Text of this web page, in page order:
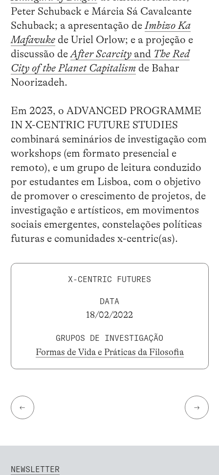
Peter Schuback e Márcia Sá Cavalcante
Schuback; a apresentação deImbizo Ka
Mafavukede Uriel Orlow; e a projeção e
discussão deAfter Scarcityand The Red
City of the Planet Capitalism de Bahar
Noorizadeh.
Em 2023, o ADVANCED PROGRAMME
IN X-CENTRIC FUTURE STUDIES
combinará seminários de investigação com
workshops (em formato presencial e
remoto), e um grupo de leitura conduzido
por estudantes em Lisboa, com o objetivo
de promover o crescimento de projetos, de
investigação e artísticos, em movimentos
sociais emergentes, constelações políticas
futuras e comunidades x-centric(as).
X-CENTRIC FUTURES
DATA
18/02/2022
GRUPOS DE INVESTIGAÇÃO
Formas de Vida e Práticas da Filosofia
← →
NEWSLETTER